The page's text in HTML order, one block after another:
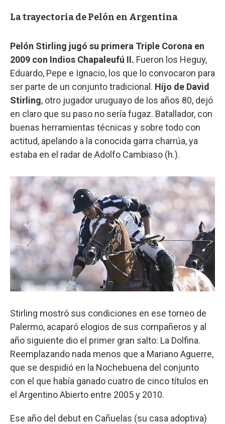
La trayectoria de Pelón en Argentina
Pelón Stirling jugó su primera Triple Corona en
2009 con Indios Chapaleufú II. Fueron los Heguy,
Eduardo, Pepe e Ignacio, los que lo convocaron para
ser parte de un conjunto tradicional. Hijo de David
Stirling, otro jugador uruguayo de los años 80, dejó
en claro que su paso no sería fugaz. Batallador, con
buenas herramientas técnicas y sobre todo con
actitud, apelando a la conocida garra charrúa, ya
estaba en el radar de Adolfo Cambiaso (h.).
Stirling mostró sus condiciones en ese torneo de
Palermo, acaparó elogios de sus compañeros y al
año siguiente dio el primer gran salto: La Dolfina.
Reemplazando nada menos que a Mariano Aguerre,
que se despidió en la Nochebuena del conjunto
con el que había ganado cuatro de cinco títulos en
el Argentino Abierto entre 2005 y 2010.
Ese año del debut en Cañuelas (su casa adoptiva)